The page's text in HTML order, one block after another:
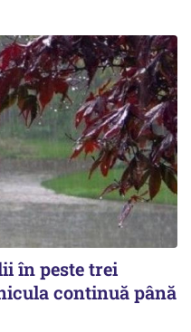
în peste trei
continuă până